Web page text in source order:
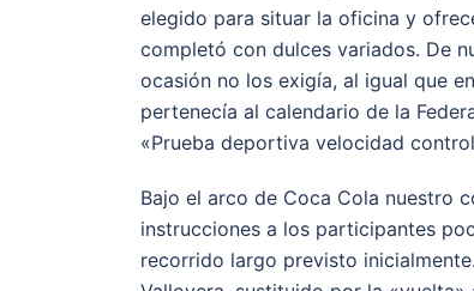
elegido para situar la oficina y
completó con dulces variados. De
ocasión no los exigía, al igual que
pertenecía al calendario de la
«Prueba deportiva velocidad
Bajo el arco de Coca Cola nuestro
instrucciones a los participantes
recorrido largo previsto